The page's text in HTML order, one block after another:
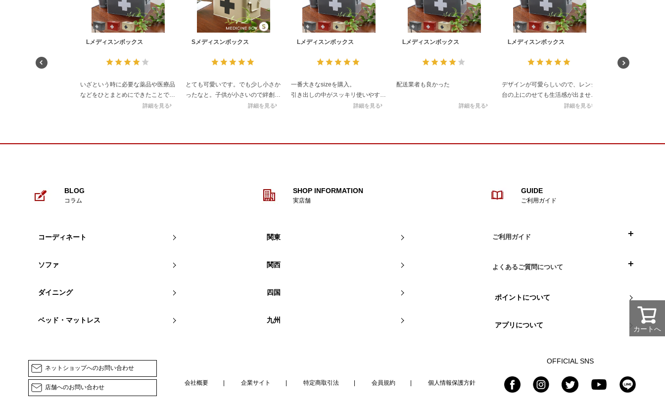
Lメディスンボックス
詳細を見る
いざという時に必要な薬品や医療品
などをひとまとめにできたことで、
スムーズな対応ができそうで気持ち
Sメディスンボックス
詳細を見る
とても可愛いです。でも少し小さか
ったなと。子供が小さいので絆創膏
や傷薬などいっぱい入れたら…もう
Lメディスンボックス
詳細を見る
一番大きなsizeを購入。
引き出しの中がスッキリ使いやすく
Lメディスンボックス
詳細を見る
配送業者も良かった
Lメディスンボックス
詳細を見る
デザインが可愛らしいので、レンジ
台の上にのせても生活感が出ませ
これからも期待しています。
カートへ
BLOG
コラム
コーディネート
ソファ
ダイニング
ベッド・マットレス
SHOP INFORMATION
実店舗
関東
関西
四国
九州
GUIDE
ご利用ガイド
ご利用ガイド
よくあるご質問について
ポイントについて
アプリについて
ネットショップへのお問い合わせ
店舗へのお問い合わせ
会社概要 企業サイト 特定商取引法 会員規約 個人情報保護方針
OFFICIAL SNS